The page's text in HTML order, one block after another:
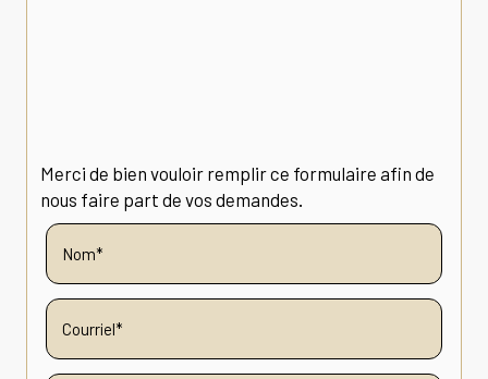
Merci de bien vouloir remplir ce formulaire afin de
nous faire part de vos demandes.